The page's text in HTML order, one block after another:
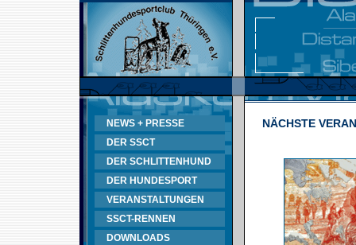
NEWS + PRESSE
DER SSCT
DER SCHLITTENHUND
DER HUNDESPORT
VERANSTALTUNGEN
SSCT-RENNEN
DOWNLOADS
NÄCHSTE